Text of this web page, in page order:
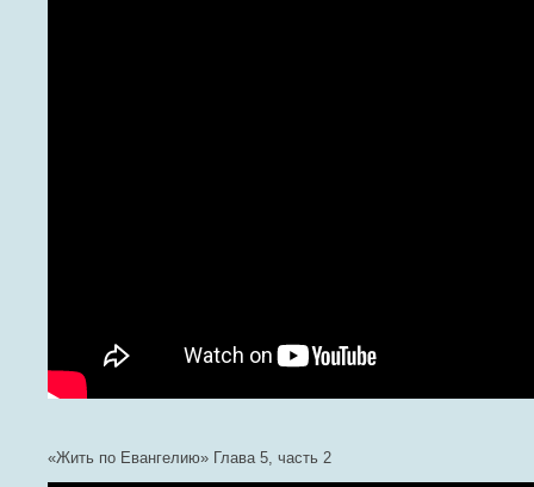
«Жить по Евангелию» Глава 5, часть 2